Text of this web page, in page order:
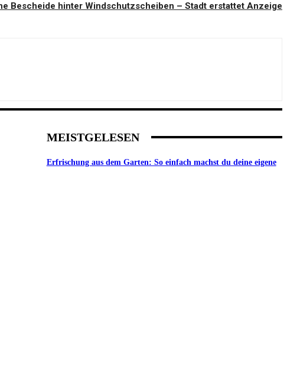
Bescheide hinter Windschutzscheiben – Stadt erstattet Anzeige
MEISTGELESEN
Erfrischung aus dem Garten: So einfach machst du deine eigene